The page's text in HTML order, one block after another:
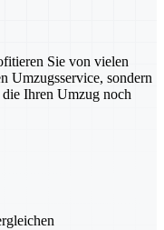
Sie von vielen
Umzugsservice, sondern
Ihren Umzug noch